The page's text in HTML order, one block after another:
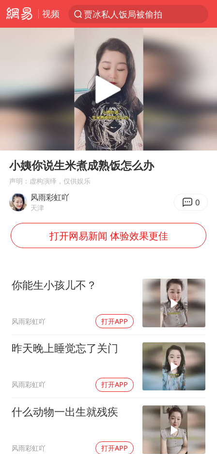
视频
贾冰私人饭局被偷拍
路虎卫士110 HSE限时降价
上海鼓励居家办公
部分银行上调存款利率
小沈阳加盟《披荆斩棘》
朱一龙的鼻子怎么了
4.2平卫生间补漏注胶花1.55万
湖北启动重大气象灾害三级应急响应
费大厨口号更改 不再宣传小炒肉大王
56岁刘奕君跟13岁女儿合跳
从科技创新看开局起步的时与势
Play
00:14
小姨你说生米煮成熟饭怎么办
声明：虚构演绎，仅供娱乐
风雨彩虹吖
天津 0
打开网易新闻 体验效果更佳
你能生小孩儿不？
风雨彩虹吖 打开APP
昨天晚上睡觉忘了关门
风雨彩虹吖 打开APP
什么动物一出生就残疾
风雨彩虹吖 打开APP